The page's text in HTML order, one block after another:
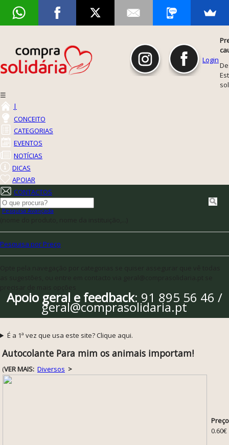
Login
☰
|
CONCEITO
CATEGORIAS
EVENTOS
NOTÍCIAS
DICAS
APOIAR
CONTACTOS
Pesquisa Avançada
Pesquisa por Preço
Apoio geral e feedback: 91 895 56 46 /
geral@comprasolidaria.pt
É a 1ª vez que usa este site? Clique aqui.
Autocolante Para mim os animais importam!
(VER MAIS: Diversos >
0.60€